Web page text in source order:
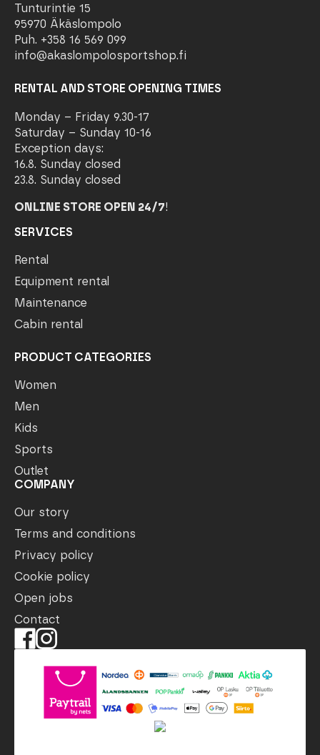
Tunturintie 15
95970 Äkäslompolo
Puh. +358 16 569 099
info@akaslompolosportshop.fi
RENTAL AND STORE OPENING TIMES
Monday – Friday 9.30-17
Saturday – Sunday 10-16
Exception days:
16.8. Sunday closed
23.8. Sunday closed
ONLINE STORE OPEN 24/7!
SERVICES
Rental
Equipment rental
Maintenance
Cabin rental
PRODUCT CATEGORIES
Women
Men
Kids
Sports
Outlet
COMPANY
Our story
Terms and conditions
Privacy policy
Cookie policy
Open jobs
Contact